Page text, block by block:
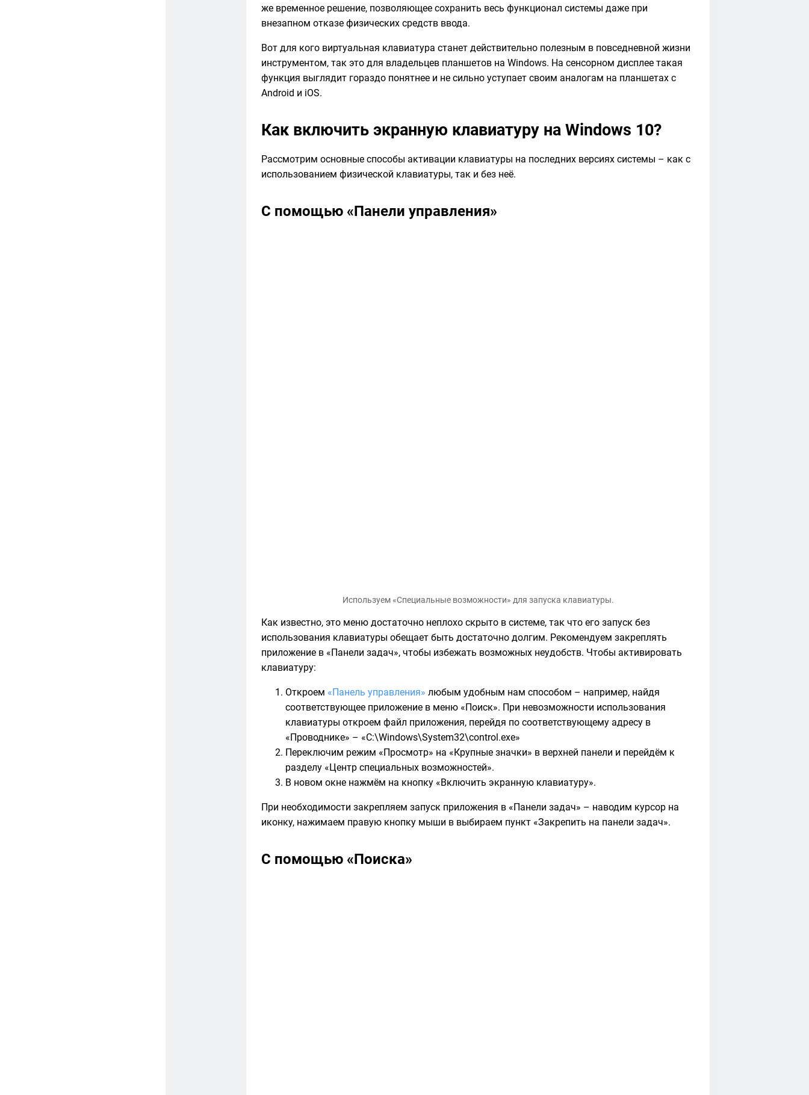
же временное решение, позволяющее сохранить весь функционал системы даже при
внезапном отказе физических средств ввода.
Вот для кого виртуальная клавиатура станет действительно полезным в повседневной жизни
инструментом, так это для владельцев планшетов на Windows. На сенсорном дисплее такая
функция выглядит гораздо понятнее и не сильно уступает своим аналогам на планшетах с
Android и iOS.
Как включить экранную клавиатуру на Windows 10?
Рассмотрим основные способы активации клавиатуры на последних версиях системы – как с
использованием физической клавиатуры, так и без неё.
С помощью «Панели управления»
Используем «Специальные возможности» для запуска клавиатуры.
Как известно, это меню достаточно неплохо скрыто в системе, так что его запуск без
использования клавиатуры обещает быть достаточно долгим. Рекомендуем закреплять
приложение в «Панели задач», чтобы избежать возможных неудобств. Чтобы активировать
клавиатуру:
Откроем «Панель управления» любым удобным нам способом – например, найдя
соответствующее приложение в меню «Поиск». При невозможности использования
клавиатуры откроем файл приложения, перейдя по соответствующему адресу в
«Проводнике» – «C:\Windows\System32\control.exe»
Переключим режим «Просмотр» на «Крупные значки» в верхней панели и перейдём к
разделу «Центр специальных возможностей».
В новом окне нажмём на кнопку «Включить экранную клавиатуру».
При необходимости закрепляем запуск приложения в «Панели задач» – наводим курсор на
иконку, нажимаем правую кнопку мыши в выбираем пункт «Закрепить на панели задач».
С помощью «Поиска»